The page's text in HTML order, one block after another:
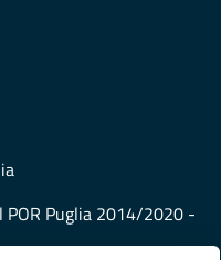
POR Puglia 2014/2020 -